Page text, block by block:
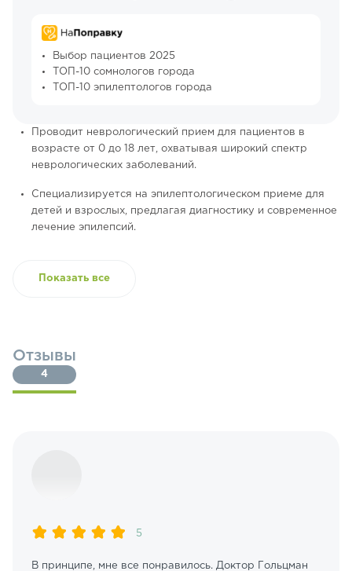
Проводит неврологический прием для пациентов в
возрасте от 0 до 18 лет, охватывая широкий спектр
неврологических заболеваний.
Специализируется на эпилептологическом приеме для
детей и взрослых, предлагая диагностику и современное
лечение эпилепсий.
Показать все
Выбор пациентов 2025
ТОП-10 сомнологов города
ТОП-10 эпилептологов города
Отзывы
4
5
В принципе, мне все понравилось. Доктор Гольцман